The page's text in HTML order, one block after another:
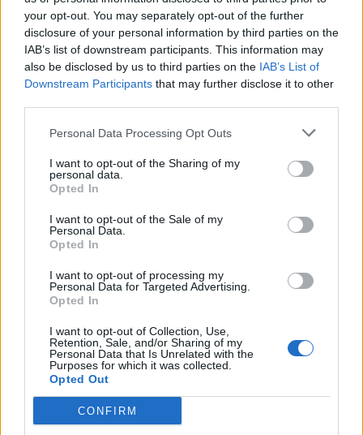
your opt-out. You may separately opt-out of the further
disclosure of your personal information by third parties on the
IAB’s list of downstream participants. This information may
also be disclosed by us to third parties on the IAB’s List of
Downstream Participants that may further disclose it to other
Personal Data Processing Opt Outs
I want to opt-out of the Sharing of my
personal data.
Opted In
I want to opt-out of the Sale of my
Personal Data.
Opted In
I want to opt-out of processing my
Personal Data for Targeted Advertising.
Opted In
I want to opt-out of Collection, Use,
Retention, Sale, and/or Sharing of my
Personal Data that Is Unrelated with the
Purposes for which it was collected.
Opted Out
CONFIRM
ΝΟΜΌΣ ΧΑΝΊΩΝ
Xανιά: Δίκτυο περισσότερων από 60
κρηνών πόσιμου νερού
6 Αυγούστου 2026 17:03
Χανιά: Την εντόπισε περιπολικό,
και λίγες ημέρες μετά βρέθηκε νεκρή
ΚΡΗΤΗ • ΝΕΟΙ ΟΡΙΖΟΝΤΕΣ
Κτηματολόγιο: Ποιοι μπορούν να
6 Αυγούστου 2026 16:53
Χιροσίμα: 81 χρόνια από τον πυρηνικό
όλεθρο που άλλαξε την
ανθρωπότητα
ΕΝΔΙΑΦΕΡΟΝΤΑ
Tα ζώδια της Πέμπτης 6 Αυγούστου